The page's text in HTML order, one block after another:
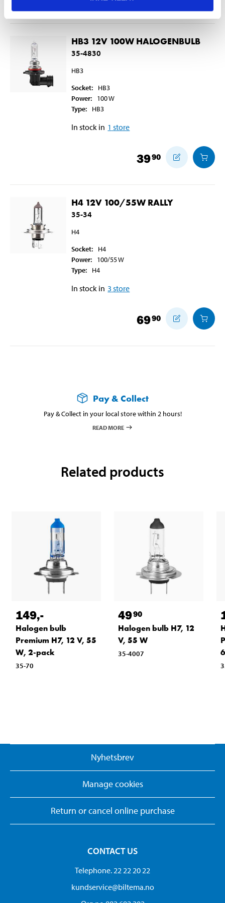
HB3 12V 100W HALOGENBULB
35-4830
HB3
Socket:
HB3
Power: 100W
Type: HB3
In stock in 1 store
3990
H4 12V 100/55W RALLY
35-34
H4
Socket:
H4
Power: 100/55W
Type: H4
In stock in 3 store
6990
Pay & Collect
Pay & Collect in your local store within 2 hours!
READ MORE
Related products
149,-
Halogen bulb
Premium H7, 12 V, 55
W, 2-pack
35-70
4990
Halogen bulb H7, 12
V, 55 W
35-4007
Nyhetsbrev
Manage cookies
Return or cancel online purchase
CONTACT US
Telephone. 22 22 20 22
kundservice@biltema.no